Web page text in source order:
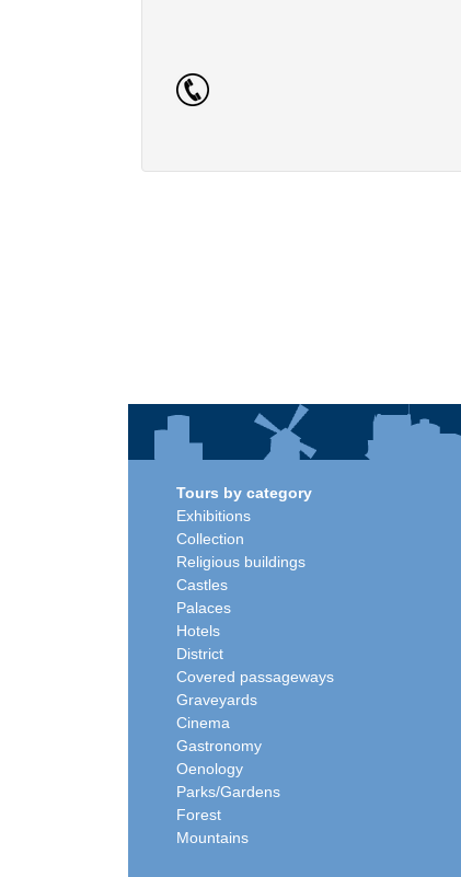
Tours by category
Exhibitions
Collection
Religious buildings
Castles
Palaces
Hotels
District
Covered passageways
Graveyards
Cinema
Gastronomy
Oenology
Parks/Gardens
Forest
Mountains